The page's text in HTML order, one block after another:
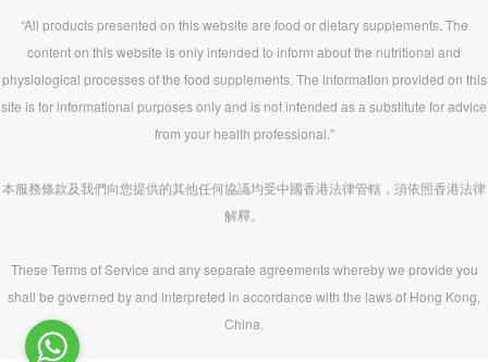
“All products presented on this website are food or dietary supplements. The
content on this website is only intended to inform about the nutritional and
physiological processes of the food supplements. The information provided on this
site is for informational purposes only and is not intended as a substitute for advice
from your health professional.”
本服務條款及我們向您提供的其他任何協議均受中國香港法律管轄，須依照香港法律
解釋。
These Terms of Service and any separate agreements whereby we provide you
shall be governed by and interpreted in accordance with the laws of Hong Kong,
China.